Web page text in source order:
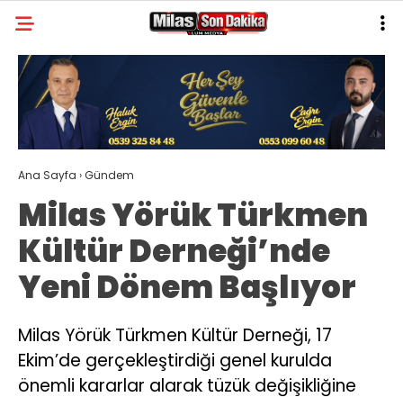
26.6
GALERİ YAZARLAR
MILAS
MUĞLA’DAN
ASAYIŞ
GÜNDEM
EKONOMI
SPOR
VEFAT
Ana Sayfa ›Gündem
Milas Yörük Türkmen
Kültür Derneği’nde
Yeni Dönem Başlıyor
Milas Yörük Türkmen Kültür Derneği, 17
Ekim’de gerçekleştirdiği genel kurulda
önemli kararlar alarak tüzük değişikliğine